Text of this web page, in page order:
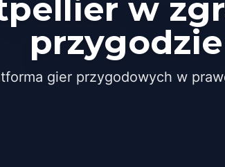
w
przygodzie
gier przygodowych w